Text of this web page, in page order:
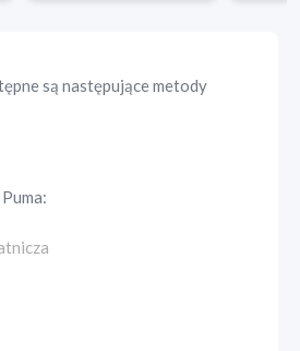
są następujące metody
Puma: